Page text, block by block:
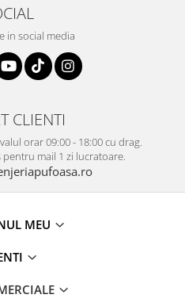
in social media
CLIENTI
orar 09:00 - 18:00 cu drag.
mail 1 zi lucratoare.
MEU